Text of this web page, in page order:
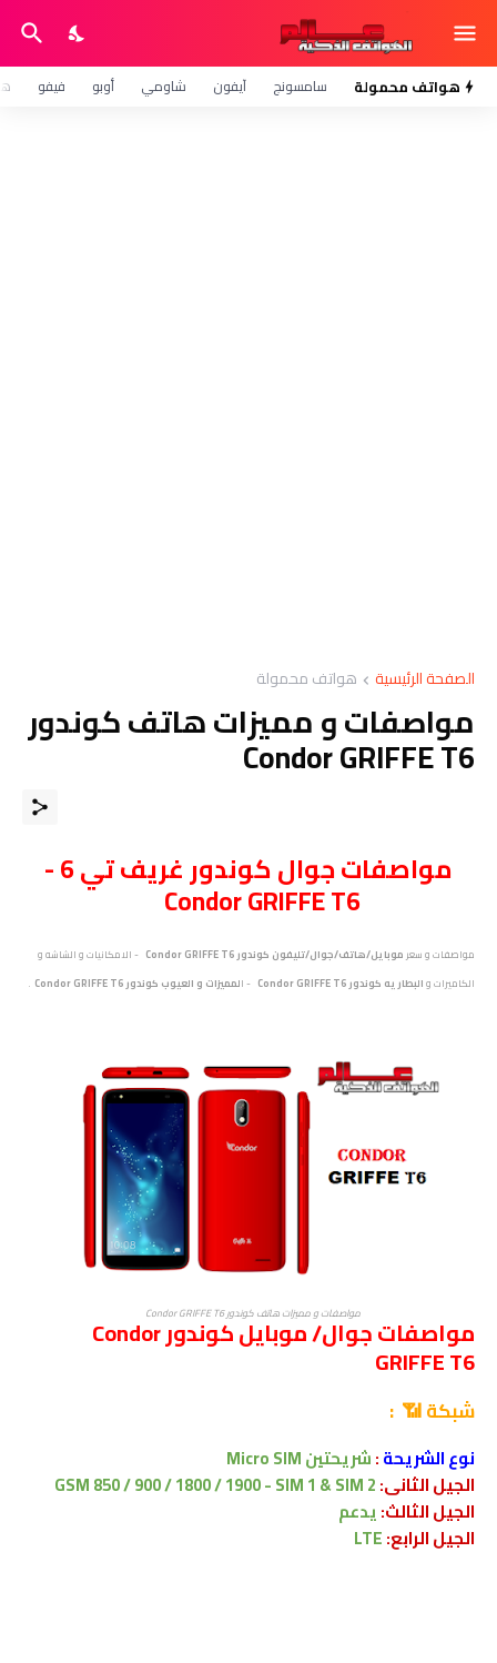
هواتف محمولة سامسونج آيفون شاومي أوبو فيفو
الصفحة الرئيسية هواتف محمولة
مواصفات و مميزات هاتف كوندور
Condor GRIFFE T6
مواصفاتجوال كوندور غريف تي 6 -
Condor GRIFFE T6
مواصفات و سعر موبايل/هاتف/جوال/تليفون كوندور Condor GRIFFE T6
- الامكانيات و الشاشه و
الكاميرات والبطاريه كوندور Condor GRIFFE T6 - المميزات و العيوب كوندور Condor GRIFFE T6 .
مواصفات و مميزات هاتف كوندور Condor GRIFFE T6 مواصفات جوال/ موبايل كوندور Condor
GRIFFE T6
شبكة 📶 :
نوع الشريحة:شريحتينMicro SIM
الجيل الثانى:GSM 850 / 900 / 1800 / 1900 - SIM 1 & SIM 2
الجيل الثالث:يدعم
الجيل الرابع:LTE